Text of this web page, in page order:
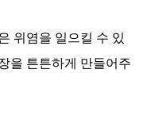
위염을 일으킬 수 있
을 튼튼하게 만들어주